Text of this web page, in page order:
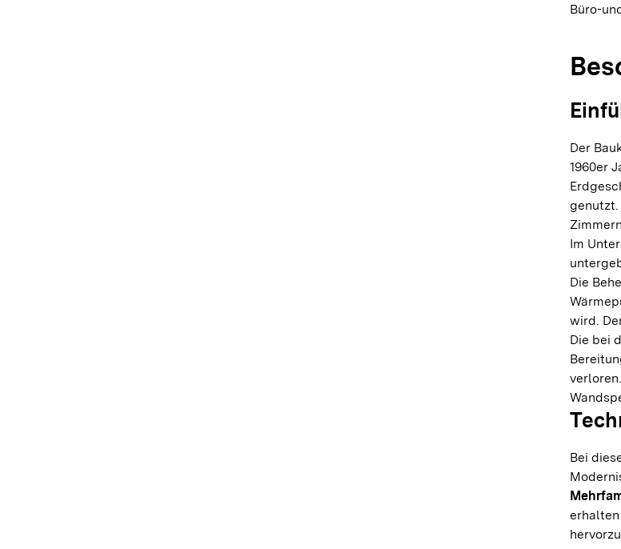
Büro-
Der
1960er
genutzt.
Im
Die
wird.
Die bei
Bei